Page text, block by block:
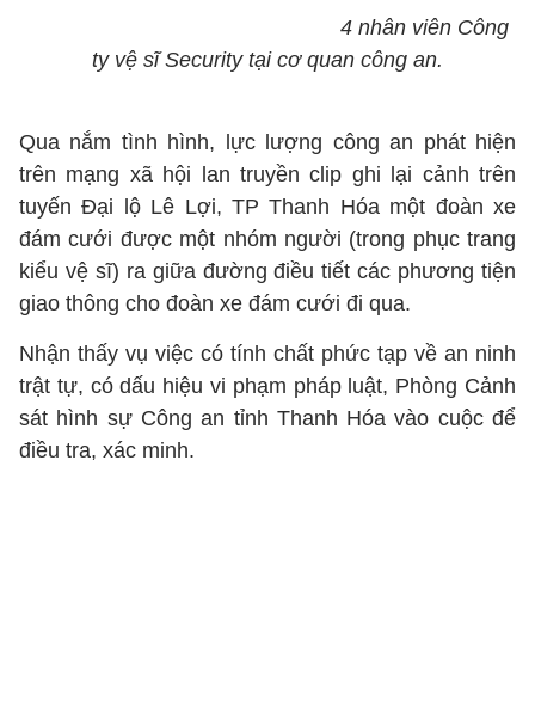
4 nhân viên Công
ty vệ sĩ Security tại cơ quan công an.
Qua nắm tình hình, lực lượng công an phát hiện
trên mạng xã hội lan truyền clip ghi lại cảnh trên
tuyến Đại lộ Lê Lợi, TP Thanh Hóa một đoàn xe
đám cưới được một nhóm người (trong phục trang
kiểu vệ sĩ) ra giữa đường điều tiết các phương tiện
giao thông cho đoàn xe đám cưới đi qua.
Nhận thấy vụ việc có tính chất phức tạp về an ninh
trật tự, có dấu hiệu vi phạm pháp luật, Phòng Cảnh
sát hình sự Công an tỉnh Thanh Hóa vào cuộc để
điều tra, xác minh.